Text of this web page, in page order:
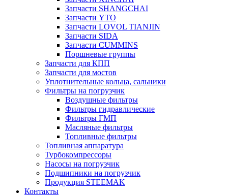
Запчасти SHANGCHAI
Запчасти YTO
Запчасти LOVOL TIANJIN
Запчасти SIDA
Запчасти CUMMINS
Поршневые группы
Запчасти для КПП
Запчасти для мостов
Уплотнительные кольца, сальники
Фильтры на погрузчик
Воздушные фильтры
Фильтры гидравлические
Фильтры ГМП
Масляные фильтры
Топливные фильтры
Топливная аппаратура
Турбокомпрессоры
Насосы на погрузчик
Подшипники на погрузчик
Продукция STEEMAK
Контакты